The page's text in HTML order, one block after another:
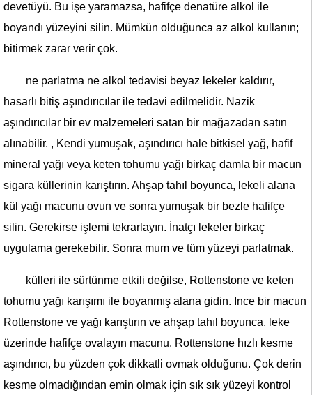
devetüyü. Bu işe yaramazsa, hafifçe denatüre alkol ile
boyandı yüzeyini silin. Mümkün olduğunca az alkol kullanın;
bitirmek zarar verir çok.
ne parlatma ne alkol tedavisi beyaz lekeler kaldırır,
hasarlı bitiş aşındırıcılar ile tedavi edilmelidir. Nazik
aşındırıcılar bir ev malzemeleri satan bir mağazadan satın
alınabilir. , Kendi yumuşak, aşındırıcı hale bitkisel yağ, hafif
mineral yağı veya keten tohumu yağı birkaç damla bir macun
sigara küllerinin karıştırın. Ahşap tahıl boyunca, lekeli alana
kül yağı macunu ovun ve sonra yumuşak bir bezle hafifçe
silin. Gerekirse işlemi tekrarlayın. İnatçı lekeler birkaç
uygulama gerekebilir. Sonra mum ve tüm yüzeyi parlatmak.
külleri ile sürtünme etkili değilse, Rottenstone ve keten
tohumu yağı karışımı ile boyanmış alana gidin. Ince bir macun
Rottenstone ve yağı karıştırın ve ahşap tahıl boyunca, leke
üzerinde hafifçe ovalayın macunu. Rottenstone hızlı kesme
aşındırıcı, bu yüzden çok dikkatli ovmak olduğunu. Çok derin
kesme olmadığından emin olmak için sık sık yüzeyi kontrol